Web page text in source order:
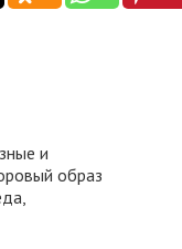
и
образ